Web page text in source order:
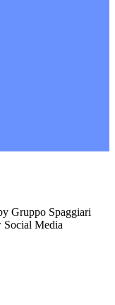
Gruppo Spaggiari
Social Media